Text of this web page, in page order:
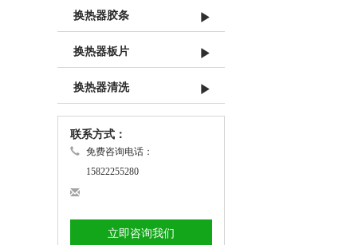
换热器胶条
换热器板片
换热器清洗
联系方式：
免费咨询电话：
15822255280
立即咨询我们